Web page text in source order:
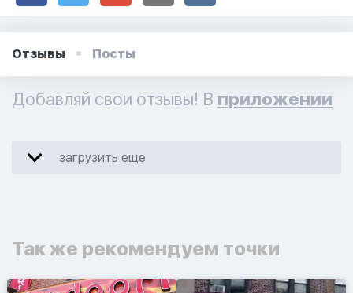
Отзывы Посты
Добавляй свои отзывы! В приложении
загрузить еще
Так же рекомендуем точки